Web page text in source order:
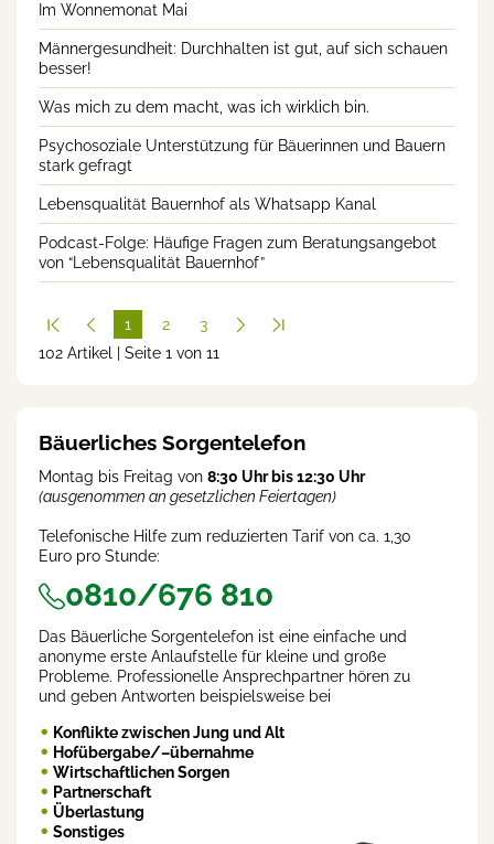
Im Wonnemonat Mai
Männergesundheit: Durchhalten ist gut, auf sich schauen
besser!
Was mich zu dem macht, was ich wirklich bin.
Psychosoziale Unterstützung für Bäuerinnen und Bauern
stark gefragt
Lebensqualität Bauernhof als Whatsapp Kanal
Podcast-Folge: Häufige Fragen zum Beratungsangebot
von “Lebensqualität Bauernhof”
1
(cur
2
3
102 Artikel | Seite 1 von 11
Bäuerliches Sorgentelefon
Montag bis Freitag von 8:30 Uhr bis 12:30 Uhr
(ausgenommen an gesetzlichen Feiertagen)
Telefonische Hilfe zum reduzierten Tarif von ca. 1,30
Euro pro Stunde:
0810/676 810
Das Bäuerliche Sorgentelefon ist eine einfache und
anonyme erste Anlaufstelle für kleine und große
Probleme. Professionelle Ansprechpartner hören zu
und geben Antworten beispielsweise bei
Konflikte zwischen Jung und Alt
Hofübergabe/–übernahme
Wirtschaftlichen Sorgen
Partnerschaft
Überlastung
Sonstiges